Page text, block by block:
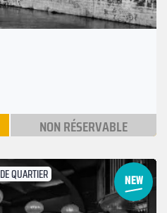
NON RÉSERVABLE
DE QUARTIER